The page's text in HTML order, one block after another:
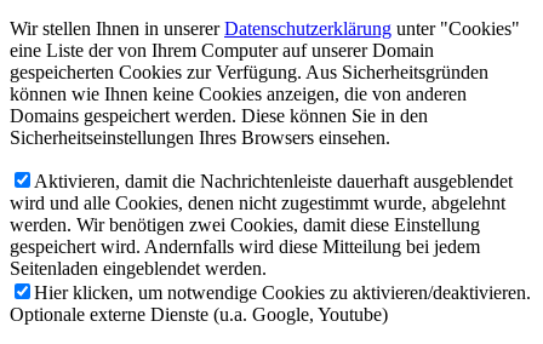
Wir stellen Ihnen in unsererDatenschutzerklärung unter "Cookies"
eine Liste der von Ihrem Computer auf unserer Domain
gespeicherten Cookies zur Verfügung. Aus Sicherheitsgründen
können wie Ihnen keine Cookies anzeigen, die von anderen
Domains gespeichert werden. Diese können Sie in den
Sicherheitseinstellungen Ihres Browsers einsehen.
Aktivieren, damit die Nachrichtenleiste dauerhaft ausgeblendet
wird und alle Cookies, denen nicht zugestimmt wurde, abgelehnt
werden. Wir benötigen zwei Cookies, damit diese Einstellung
gespeichert wird. Andernfalls wird diese Mitteilung bei jedem
Seitenladen eingeblendet werden.
Hier klicken, um notwendige Cookies zu aktivieren/deaktivieren.
Optionale externe Dienste (u.a. Google, Youtube)